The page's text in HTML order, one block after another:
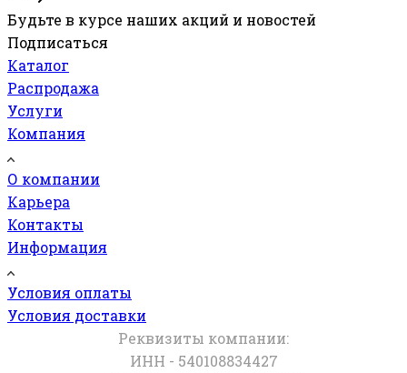
Будьте в курсе наших акций и новостей
Подписаться
Каталог
Распродажа
Услуги
Компания
О компании
Карьера
Контакты
Информация
Условия оплаты
Условия доставки
Реквизиты компании:
ИНН - 540108834427